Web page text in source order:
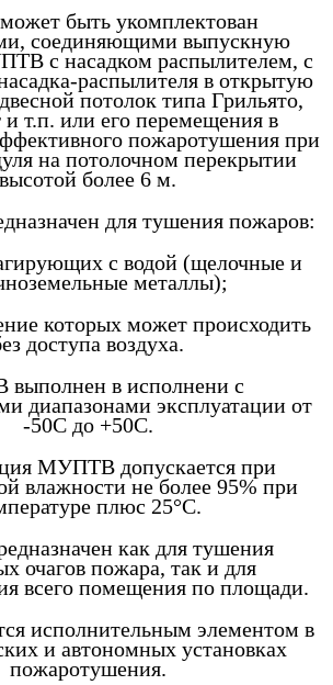
быть укомплектован
соединяющими выпускную
с насадком распылителем, с
распылителя в открытую
потолок типа Грильято,
т.п. или его перемещения в
пожаротушения при
на потолочном перекрытии
высотой более 6 м.
для тушения пожаров:
с водой (щелочные и
металлы);
которых может происходить
доступа воздуха.
в исполнени с
диапазонами эксплуатации от
-50С до +50С.
МУПТВ допускается при
влажности не более 95% при
плюс 25°С.
как для тушения
очагов пожара, так и для
всего помещения по площади.
исполнительным элементом в
и автономных установках
пожаротушения.